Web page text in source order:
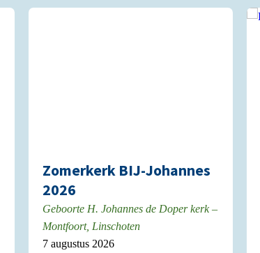
Zomerkerk BIJ-Johannes
2026
Geboorte H. Johannes de Doper kerk –
Montfoort, Linschoten
7 augustus 2026